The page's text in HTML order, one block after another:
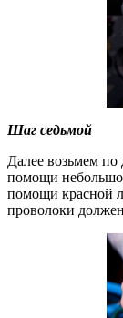
Шаг седьмой
Далее возьмем по
помощи
помощи красной
проволоки